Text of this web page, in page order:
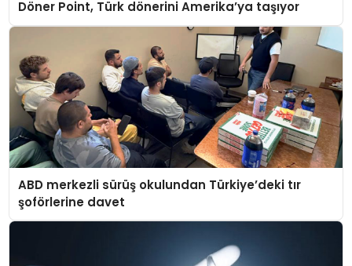
Döner Point, Türk dönerini Amerika’ya taşıyor
ABD merkezli sürüş okulundan Türkiye’deki tır
şoförlerine davet